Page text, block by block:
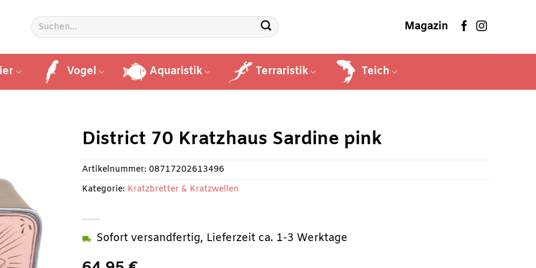
Suchen
nach:
Magazin
Vogel Aquaristik Terraristik Teich
District 70 Kratzhaus Sardine pink
Sofort versandfertig, Lieferzeit ca. 1-3 Werktage
Artikelnummer:08717202613496
Kategorie: Kratzbretter & Kratzwellen